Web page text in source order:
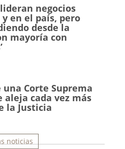
negocios
en el país, pero
desde la
mayoría con
Corte Suprema
aleja cada vez más
la Justicia
noticias